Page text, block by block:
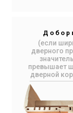
(если
дверного
превышает
дверной